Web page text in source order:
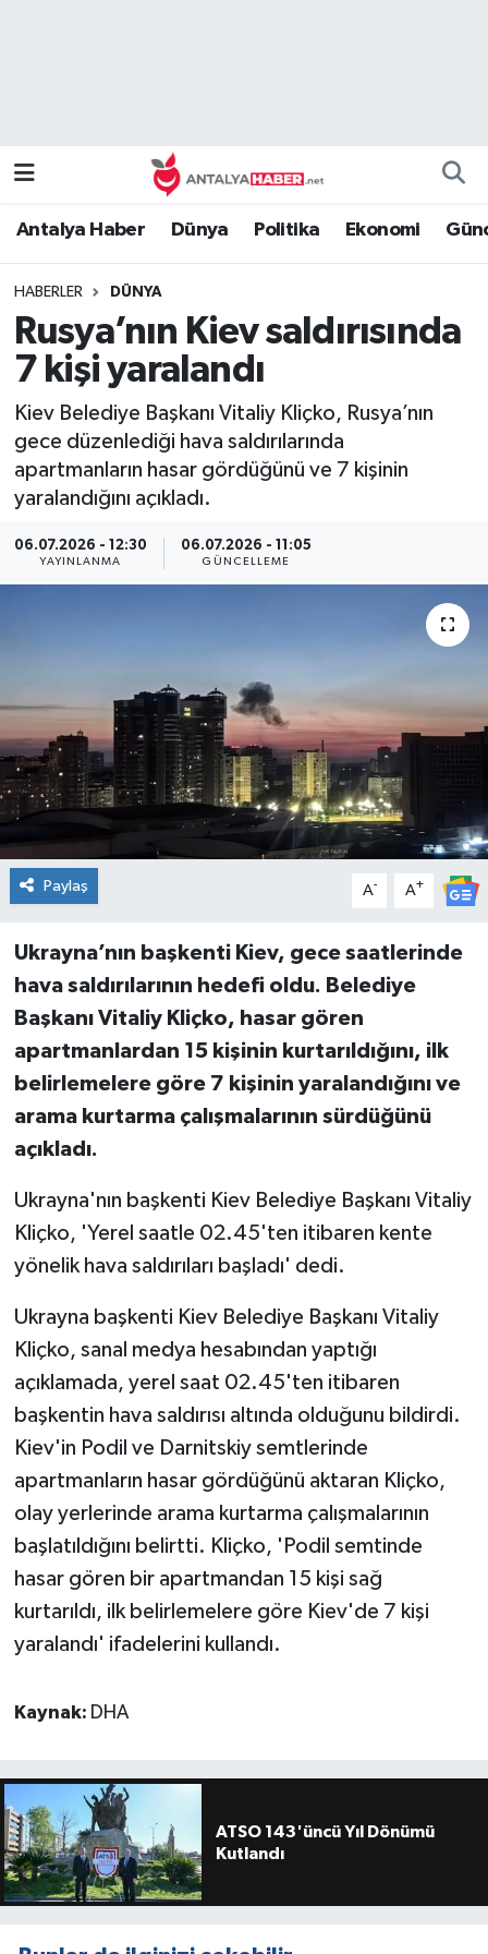
Antalya Haber Dünya Politika Ekonomi
HABERLER DÜNYA
Rusya’nın Kiev saldırısında
7 kişi yaralandı
Kiev Belediye Başkanı Vitaliy Kliçko, Rusya’nın
gece düzenlediği hava saldırılarında
apartmanların hasar gördüğünü ve 7 kişinin
yaralandığını açıkladı.
06.07.2026 - 12:30
YAYINLANMA
06.07.2026 - 11:05
GÜNCELLEME
Paylaş A- A+
Ukrayna’nın başkenti Kiev, gece saatlerinde
hava saldırılarının hedefi oldu. Belediye
Başkanı Vitaliy Kliçko, hasar gören
apartmanlardan 15 kişinin kurtarıldığını, ilk
belirlemelere göre 7 kişinin yaralandığını ve
arama kurtarma çalışmalarının sürdüğünü
açıkladı.
Ukrayna'nın başkenti Kiev Belediye Başkanı Vitaliy
Kliçko, 'Yerel saatle 02.45'ten itibaren kente
yönelik hava saldırıları başladı' dedi.
Ukrayna başkenti Kiev Belediye Başkanı Vitaliy
Kliçko, sanal medya hesabından yaptığı
açıklamada, yerel saat 02.45'ten itibaren
başkentin hava saldırısı altında olduğunu bildirdi.
Kiev'in Podil ve Darnitskiy semtlerinde
apartmanların hasar gördüğünü aktaran Kliçko,
olay yerlerinde arama kurtarma çalışmalarının
başlatıldığını belirtti. Kliçko, 'Podil semtinde
hasar gören bir apartmandan 15 kişi sağ
kurtarıldı, ilk belirlemelere göre Kiev'de 7 kişi
yaralandı' ifadelerini kullandı.
Kaynak: DHA
ATSO 143'üncü Yıl Dönümü
Kutlandı
Genel
Güncel
Güvenlik
Magazin
Sağlık
Spor
Turizm
Namaz Vakitleri
Tüm Manşetler
Son Dakika Haberleri
Haber Arşivi